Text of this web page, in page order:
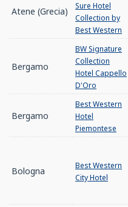
Atene (Grecia)
Sure Hotel
Collection by
Best Western
Bergamo
BW Signature
Collection
Hotel Cappello
D'Oro
Bergamo
Best Western
Hotel
Piemontese
Bologna
Best Western
City Hotel